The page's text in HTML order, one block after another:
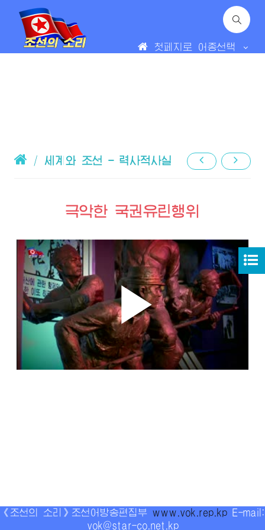
첫페지로 어종선택
/ 세계와 조선 - 력사적사실
극악한 국권유린행위
《조선의 소리》조선어방송편집부 www.vok.rep.kp E-mail:
vok@star-co.net.kp